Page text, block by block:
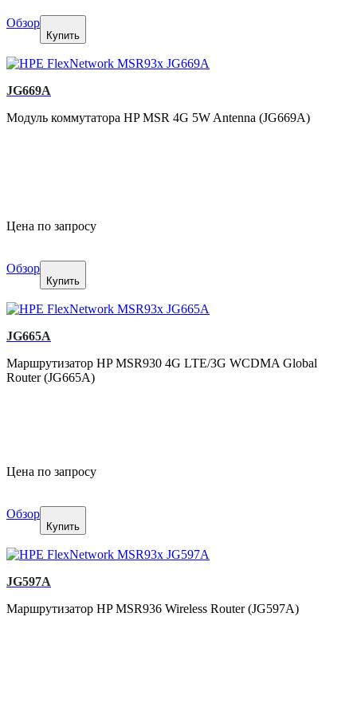
Обзор
Купить
JG669A
Модуль коммутатора HP MSR 4G 5W Antenna (JG669A)
Цена по запросу
Обзор
Купить
JG665A
Маршрутизатор HP MSR930 4G LTE/3G WCDMA Global
Router (JG665A)
Цена по запросу
Обзор
Купить
JG597A
Маршрутизатор HP MSR936 Wireless Router (JG597A)